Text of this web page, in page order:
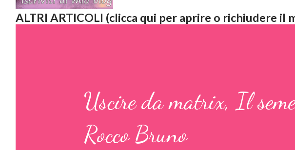
ALTRI ARTICOLI (clicca qui per aprire o richiudere il
Uscire da matrix, Il
Rocco Bruno